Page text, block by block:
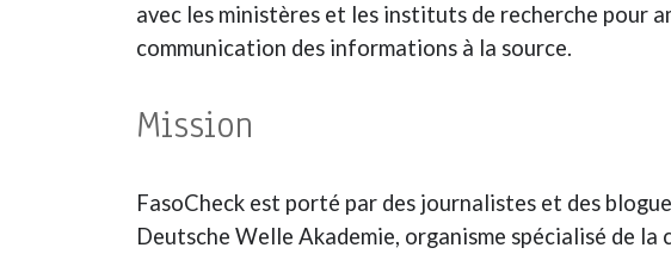
avec les ministères et les instituts de recherche pour
communication des informations à la source.
Mission
FasoCheck est porté par des journalistes et des
Deutsche Welle Akademie, organisme spécialisé de